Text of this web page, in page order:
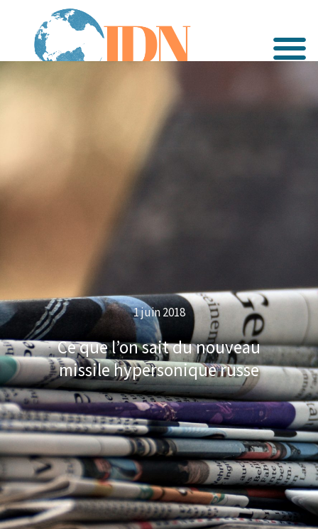
1 juin 2018
Ce que l’on sait du nouveau
missile hypersonique russe